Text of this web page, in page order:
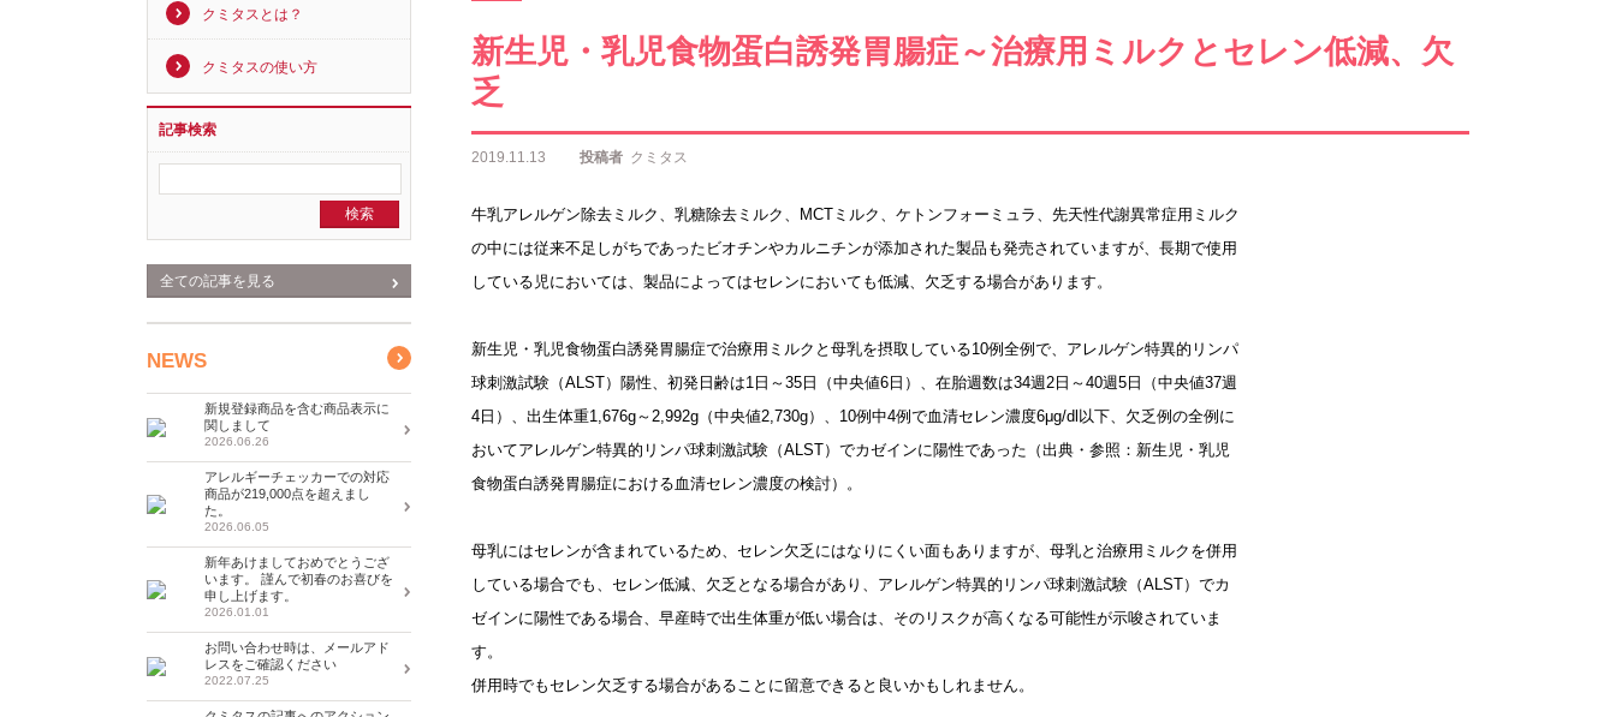
​新生児・乳児食物蛋白誘発胃腸症～治療用ミルクとセレン低減、欠
乏
2019.11.13 投稿者 クミタス
牛乳アレルゲン除去ミルク、乳糖除去ミルク、MCTミルク、ケトンフォーミュラ、先天性代謝異常症用ミルク
の中には従来不足しがちであったビオチンやカルニチンが添加された製品も発売されていますが、長期で使用
している児においては、製品によってはセレンにおいても低減、欠乏する場合があります。
新生児・乳児食物蛋白誘発胃腸症で治療用ミルクと母乳を摂取している10例全例で、アレルゲン特異的リンパ
球刺激試験（ALST）陽性、初発日齢は1日～35日（中央値6日）、在胎週数は34週2日～40週5日（中央値37週
4日）、出生体重1,676g～2,992g（中央値2,730g）、10例中4例で血清セレン濃度6μg/dl以下、欠乏例の全例に
おいてアレルゲン特異的リンパ球刺激試験（ALST）でカゼインに陽性であった（出典・参照：新生児・乳児
食物蛋白誘発胃腸症における血清セレン濃度の検討）。
母乳にはセレンが含まれているため、セレン欠乏にはなりにくい面もありますが、母乳と治療用ミルクを併用
している場合でも、セレン低減、欠乏となる場合があり、アレルゲン特異的リンパ球刺激試験（ALST）でカ
ゼインに陽性である場合、早産時で出生体重が低い場合は、そのリスクが高くなる可能性が示唆されていま
す。
併用時でもセレン欠乏する場合があることに留意できると良いかもしれません。
クミタスとは？
クミタスの使い方
記事検索
全ての記事を見る
NEWS
新規登録商品を含む商品表示に
関しまして
2026.06.26
アレルギーチェッカーでの対応
商品が219,000点を超えまし
た。
2026.06.05
新年あけましておめでとうござ
います。 謹んで初春のお喜びを
申し上げます。
2026.01.01
お問い合わせ時は、メールアド
レスをご確認ください
2022.07.25